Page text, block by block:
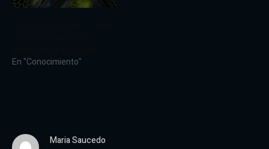
En "Conocimiento"
Maria Saucedo